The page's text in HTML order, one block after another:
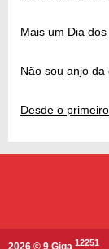
Mais um Dia
Não sou anjo
Desde o
2026 © 9 Giga 12251